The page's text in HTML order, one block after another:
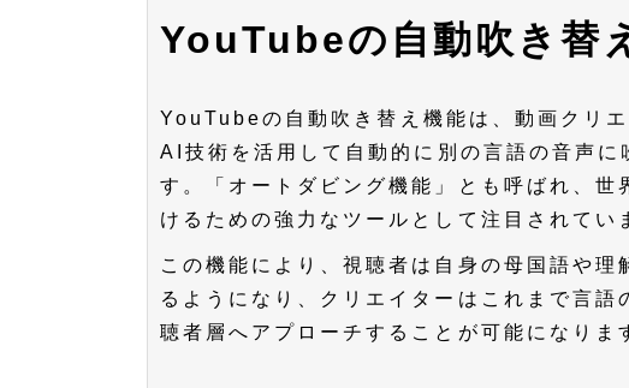
YouTubeの自動吹き替
YouTubeの自動吹き替え機能は、動画クリ
AI技術を活用して自動的に別の言語の音声
す。「オートダビング機能」とも呼ばれ、
けるための強力なツールとして注目されてい
この機能により、視聴者は自身の母国語や
るようになり、クリエイターはこれまで言
聴者層へアプローチすることが可能になりま